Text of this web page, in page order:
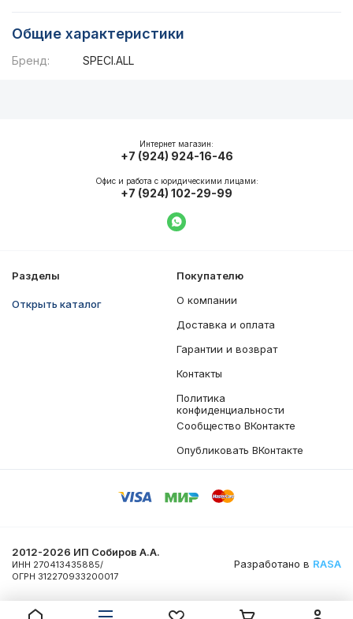
Общие характеристики
Бренд: SPECI.ALL
Разделы
Открыть каталог
Покупателю
О компании
Доставка и оплата
Гарантии и возврат
Контакты
Политика
конфиденциальности
Сообщество ВКонтакте
Опубликовать ВКонтакте
Интернет магазин:
+7 (924) 924-16-46
Офис и работа с юридическими лицами:
+7 (924) 102-29-99
Написать в WhatsApp
2012-2026 ИП Собиров А.А.
ИНН 270413435885/
ОГРН 312270933200017
Разработано в RASA